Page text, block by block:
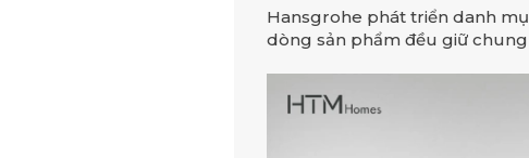
Hansgrohe phát triển danh
dòng sản phẩm đều giữ